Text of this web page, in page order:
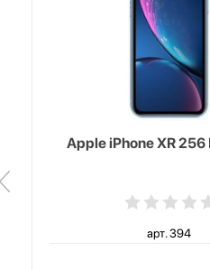
Apple iPhone XR 256
арт. 394